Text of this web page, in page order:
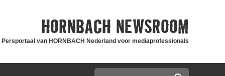
HORNBACH NEWSROOM
Persportaal van HORNBACH Nederland voor mediaprofessionals